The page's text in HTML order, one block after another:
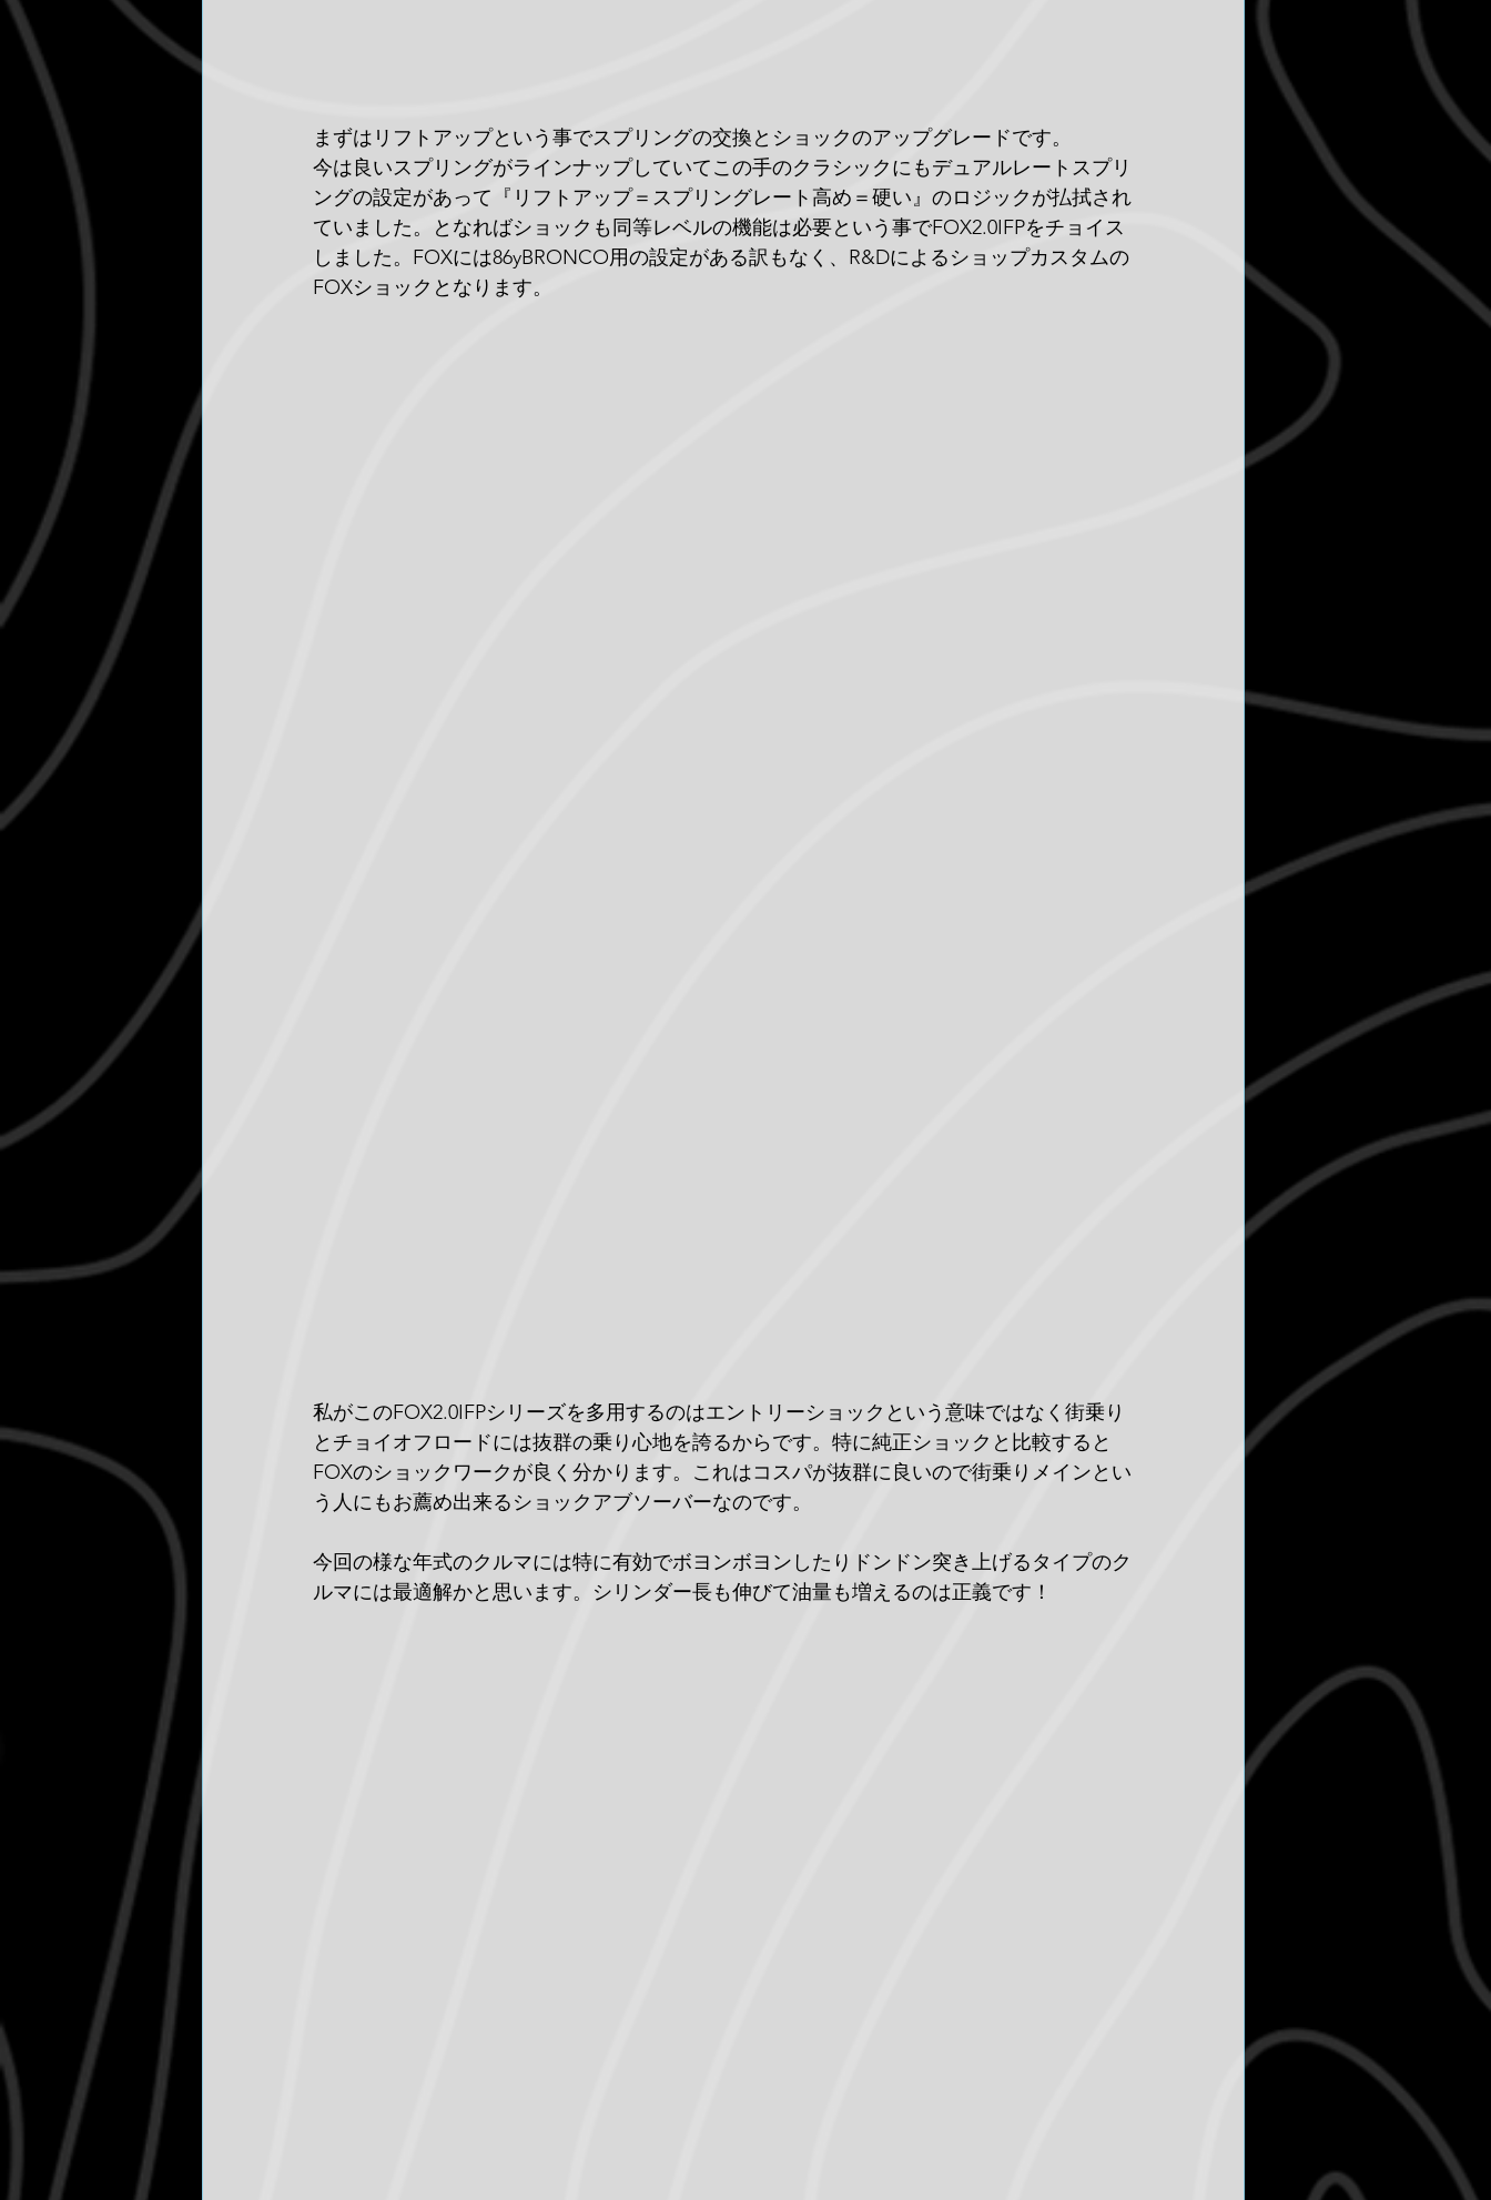
まずはリフトアップという事でスプリングの交換とショックのアップグレードです。
今は良いスプリングがラインナップしていてこの手のクラシックにもデュアルレートスプリ
ングの設定があって『リフトアップ＝スプリングレート高め＝硬い』のロジックが払拭され
ていました。となればショックも同等レベルの機能は必要という事でFOX2.0IFPをチョイス
しました。FOXには86yBRONCO用の設定がある訳もなく、R&Dによるショップカスタムの
FOXショックとなります。
私がこのFOX2.0IFPシリーズを多用するのはエントリーショックという意味ではなく街乗り
とチョイオフロードには抜群の乗り心地を誇るからです。特に純正ショックと比較すると
FOXのショックワークが良く分かります。これはコスパが抜群に良いので街乗りメインとい
う人にもお薦め出来るショックアブソーバーなのです。
今回の様な年式のクルマには特に有効でボヨンボヨンしたりドンドン突き上げるタイプのク
ルマには最適解かと思います。シリンダー長も伸びて油量も増えるのは正義です！